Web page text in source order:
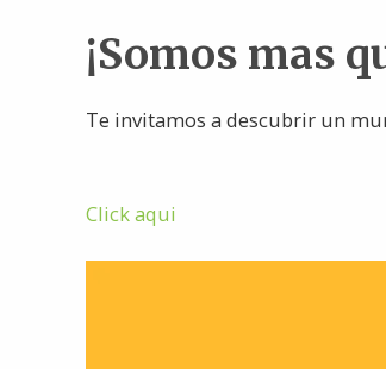
¡Somos mas
Te invitamos a descubrir un
Click aqui